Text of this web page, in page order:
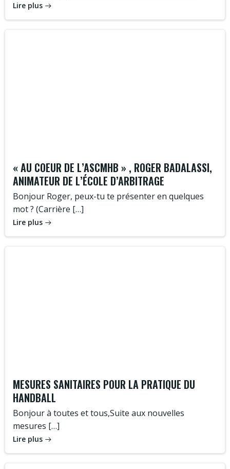
Lire plus
« AU COEUR DE L’ASCMHB » , ROGER BADALASSI,
ANIMATEUR DE L’ÉCOLE D’ARBITRAGE
Bonjour Roger, peux-tu te présenter en quelques
mot ? (Carrière […]
Lire plus
MESURES SANITAIRES POUR LA PRATIQUE DU
HANDBALL
Bonjour à toutes et tous,Suite aux nouvelles
mesures […]
Lire plus